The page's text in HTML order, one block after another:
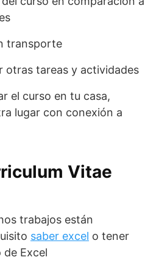
transporte
otras tareas y actividades
el curso en tu casa,
lugar con conexión a
Vitae
trabajos están
saber excel o tener
de Excel